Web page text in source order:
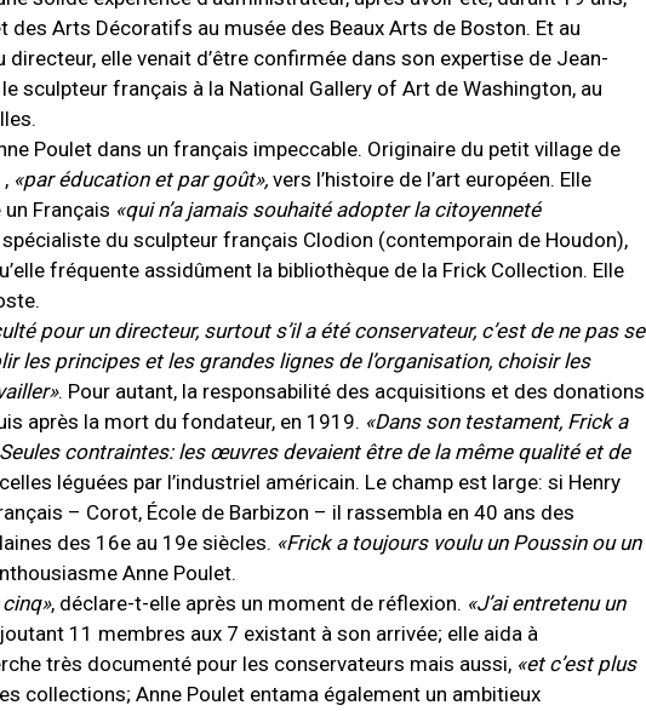
Arts Décoratifs au musée des Beaux Arts de Boston. Et au
elle venait d’être confirmée dans son expertise de Jean-
sculpteur français à la National Gallery of Art de Washington, au
Poulet dans un français impeccable. Originaire du petit village de
«par éducation et par goût», vers l’histoire de l’art européen. Elle
un Français «qui n’a jamais souhaité adopter la citoyenneté
du sculpteur français Clodion (contemporain de Houdon),
fréquente assidûment la bibliothèque de la Frick Collection. Elle
pour un directeur, surtout s’il a été conservateur, c’est de ne pas se
les principes et les grandes lignes de l’organisation, choisir les
. Pour autant, la responsabilité des acquisitions et des donations
après la mort du fondateur, en 1919. «Dans son testament, Frick a
contraintes: les œuvres devaient être de la même qualité et de
léguées par l’industriel américain. Le champ est large: si Henry
– Corot, École de Barbizon – il rassembla en 40 ans des
des 16e au 19e siècles. «Frick a toujours voulu un Poussin ou un
Anne Poulet.
cinq», déclare-t-elle après un moment de réflexion. «J’ai entretenu un
11 membres aux 7 existant à son arrivée; elle aida à
très documenté pour les conservateurs mais aussi, «et c’est plus
collections; Anne Poulet entama également un ambitieux